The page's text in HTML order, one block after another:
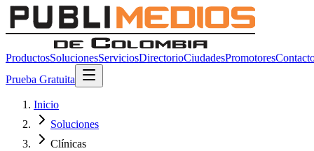
ProductosSolucionesServiciosDirectorioCiudadesPromotores
Prueba Gratuita
Inicio
Soluciones
Clínicas